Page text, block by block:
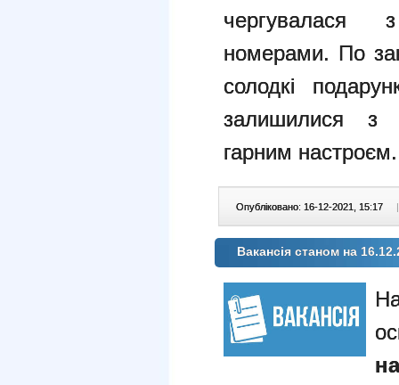
чергувалася
номерами. По
солодкі
залишилися з
гарним настроєм.
Опубліковано: 16-12-2021, 15:17 |
Вакансія станом на